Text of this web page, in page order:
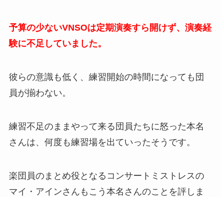
予算の少ないVNSOは定期演奏すら開けず、演奏経
験に不足していました。
彼らの意識も低く、練習開始の時間になっても団
員が揃わない。
練習不足のままやって来る団員たちに怒った本名
さんは、何度も練習場を出ていったそうです。
楽団員のまとめ役となるコンサートミストレスの
マイ・アインさんもこう本名さんのことを評しま